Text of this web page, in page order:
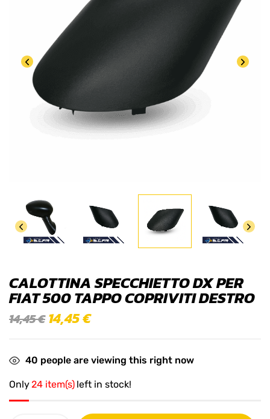
CALOTTINA SPECCHIETTO DX PER
FIAT 500 TAPPO COPRIVITI DESTRO
14,45€ 14,45€
40 people are viewing this right now
Only24 item(s) left in stock!